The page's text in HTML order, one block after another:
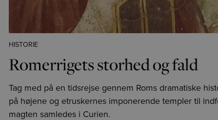
HISTORIE
Romerrigets storhed og fald
Tag med på en tidsrejse gennem Roms dramatiske
på højene og etruskernes imponerende templer til
magten samledes i Curien.